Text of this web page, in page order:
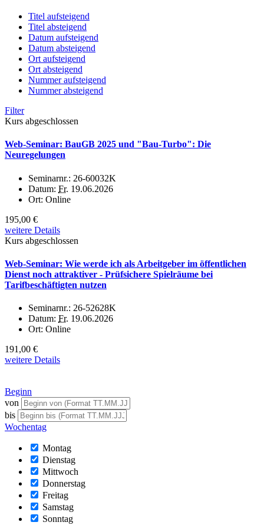
Titel aufsteigend
Titel absteigend
Datum aufsteigend
Datum absteigend
Ort aufsteigend
Ort absteigend
Nummer aufsteigend
Nummer absteigend
Filter
Kurs abgeschlossen
Web-Seminar: BauGB 2025 und "Bau-Turbo": Die
Neuregelungen
Seminarnr.: 26-60032K
Datum: Fr. 19.06.2026
Ort: Online
195,00 €
weitere Details
Kurs abgeschlossen
Web-Seminar: Wie werde ich als Arbeitgeber im öffentlichen
Dienst noch attraktiver - Prüfsichere Spielräume bei
Tarifbeschäftigten nutzen
Seminarnr.: 26-52628K
Datum: Fr. 19.06.2026
Ort: Online
191,00 €
weitere Details
Beginn
von
bis
Wochentag
Montag
Dienstag
Mittwoch
Donnerstag
Freitag
Samstag
Sonntag